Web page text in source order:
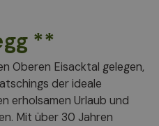
**
Oberen Eisacktal gelegen,
der ideale
erholsamen Urlaub und
Mit über 30 Jahren